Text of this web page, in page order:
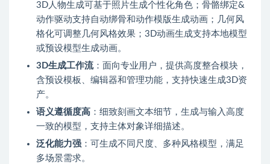
3D人物生成可基于照片生成个性化角色；骨骼绑定&
动作驱动支持自动绑骨和动作模版生成动画；几何风
格化可调整几何风格效果；3D动画生成支持本地模型
或预设模型生成动画。
3D生成工作流：面向专业用户，提供高度整合模块，
含预设模板、编辑器和管理功能，支持快速生成3D资
产。
语义遵循度高 ：细致刻画文本细节，生成与输入高度
一致的模型，支持主体对象详细描述。
泛化能力强 ：可生成不同尺度、多种风格模型，满足
多场景需求。